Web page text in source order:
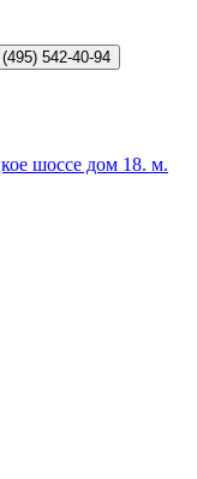
542-40-94
шоссе дом 18. м.